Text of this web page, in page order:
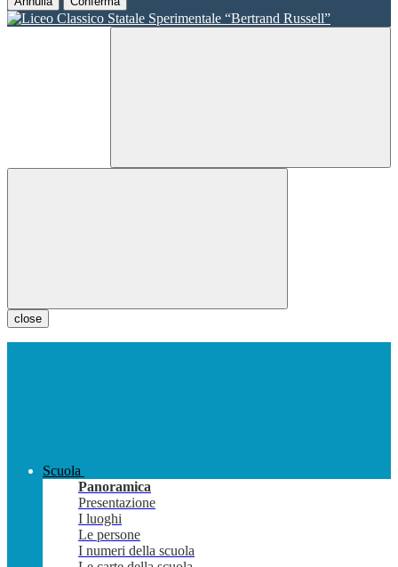
close
Scuola
Panoramica
Presentazione
I luoghi
Le persone
I numeri della scuola